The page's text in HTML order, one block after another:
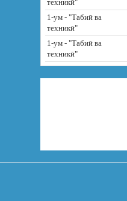
техникӣ"
1-ум - "Табиӣ ва
техникӣ"
1-ум - "Табиӣ ва
техникӣ"